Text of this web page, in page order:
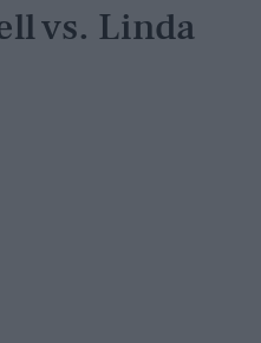
vs. Linda